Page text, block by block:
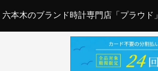
六本木のブランド時計専門店「プラウド」